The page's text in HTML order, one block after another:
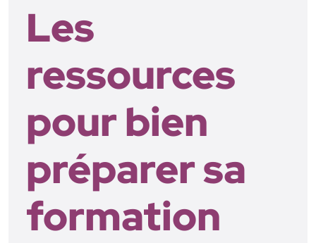
Les
ressources
pour bien
préparer sa
formation